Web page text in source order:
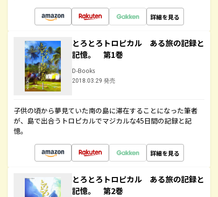
詳細を見る
とろとろトロピカル ある旅の記録と
記憶。 第1巻
D-Books
2018.03.29 発売
子供の頃から夢見ていた南の島に滞在することになった筆者
が、島で出合うトロピカルでマジカルな45日間の記録と記
憶。
詳細を見る
とろとろトロピカル ある旅の記録と
記憶。 第2巻